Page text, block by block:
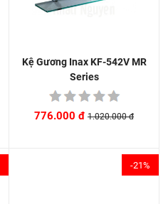
Kệ Gương Inax KF-542V MR
Series
776.000 đ 1.020.000 đ
-21%